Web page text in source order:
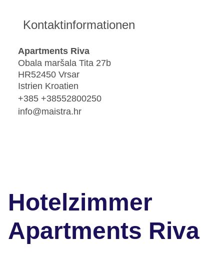
Kontaktinformationen
Apartments Riva
Obala maršala Tita 27b
HR52450 Vrsar
Istrien Kroatien
+385 +38552800250
info@maistra.hr
Hotelzimmer
Apartments Riva